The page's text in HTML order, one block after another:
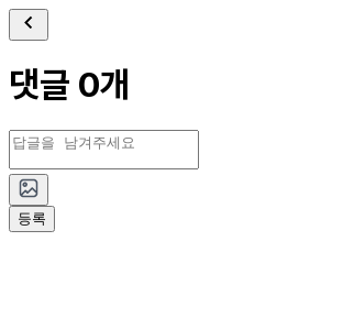
댓글 0개
등록